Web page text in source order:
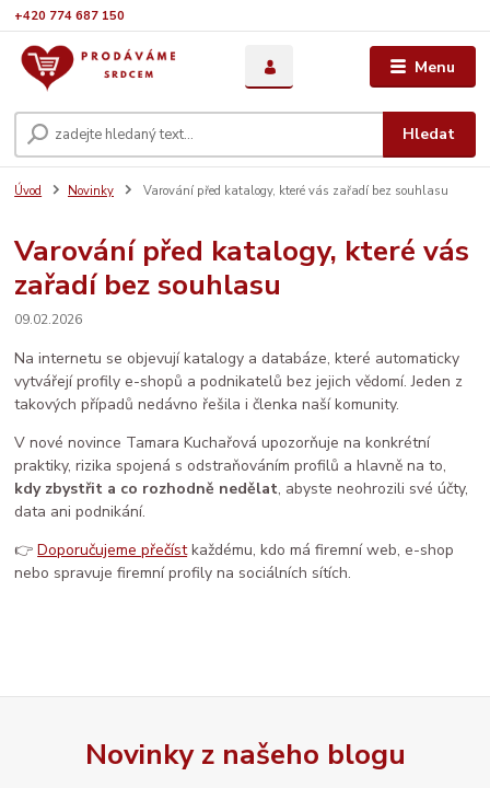
Menu
Hledat
+420 774 687 150
Úvod Novinky Varování před katalogy, které vás zařadí bez souhlasu
Varování před katalogy, které vás
zařadí bez souhlasu
09.02.2026
Na internetu se objevují katalogy a databáze, které automaticky
vytvářejí profily e-shopů a podnikatelů bez jejich vědomí. Jeden z
takových případů nedávno řešila i členka naší komunity.
V nové novince Tamara Kuchařová upozorňuje na konkrétní
praktiky, rizika spojená s odstraňováním profilů a hlavně na to,
kdy zbystřit a co rozhodně nedělat, abyste neohrozili své účty,
data ani podnikání.
👉Doporučujeme přečístkaždému, kdo má firemní web, e-shop
nebo spravuje firemní profily na sociálních sítích.
Novinky z našeho blogu